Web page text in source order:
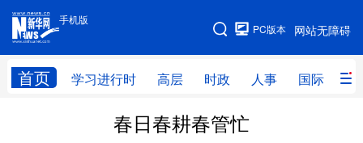
手机版
网站无障碍
PC版本
首页 学习进行时 高层 时政 人事 国际 财
手机版
网站地图
高层 时政
春日春耕春管忙